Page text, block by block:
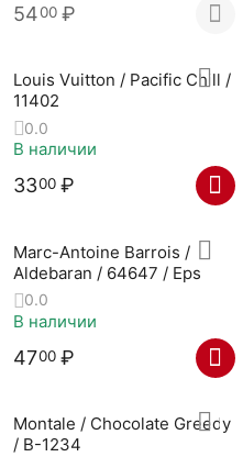
5400 ₽
Louis Vuitton / Pacific Chill /
11402
0.0
В наличии
3300 ₽
Marc-Antoine Barrois /
Aldebaran / 64647 / Eps
0.0
В наличии
4700 ₽
Montale / Chocolate Greedy
/ B-1234